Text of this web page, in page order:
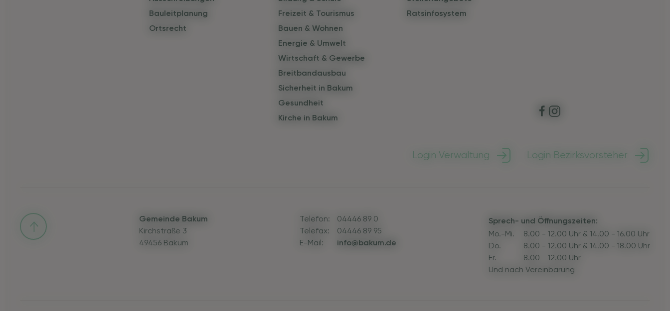
Bauleitplanung
Ortsrecht
Freizeit & Tourismus
Bauen & Wohnen
Energie & Umwelt
Wirtschaft & Gewerbe
Breitbandausbau
Sicherheit in Bakum
Gesundheit
Kirche in Bakum
Ratsinfosystem
Login Verwaltung Login Bezirksvorsteher
Gemeinde Bakum
Kirchstraße 3
49456 Bakum
Telefon:
04446 89 0
Telefax:
04446 89 95
E-Mail:
info@bakum.de
Sprech- und Öffnungszeiten:
Mo.-Mi.
8.00 - 12.00 Uhr & 14.00 - 16.00 Uhr
Do.
8.00 - 12.00 Uhr & 14.00 - 18.00 Uhr
Fr.
8.00 - 12.00 Uhr
Und nach Vereinbarung